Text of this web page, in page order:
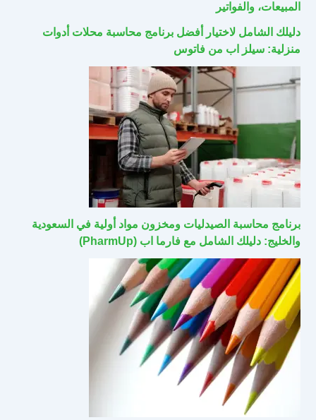
المبيعات، والفواتير
دليلك الشامل لاختيار أفضل برنامج محاسبة محلات أدوات
منزلية: سيلز اب من فاتوس
برنامج محاسبة الصيدليات ومخزون مواد أولية في السعودية
والخليج: دليلك الشامل مع فارما اب (PharmUp)